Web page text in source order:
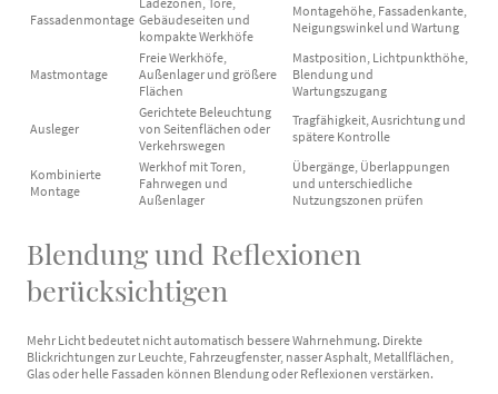
Fassadenmontage Gebäudeseiten und
kompakte Werkhöfe
Montagehöhe, Fassadenkante,
Neigungswinkel und Wartung
Mastmontage
Freie Werkhöfe,
Außenlager und größere
Flächen
Mastposition, Lichtpunkthöhe,
Blendung und
Wartungszugang
Ausleger
Gerichtete Beleuchtung
von Seitenflächen oder
Verkehrswegen
Tragfähigkeit, Ausrichtung und
spätere Kontrolle
Kombinierte
Montage
Werkhof mit Toren,
Fahrwegen und
Außenlager
Übergänge, Überlappungen
und unterschiedliche
Nutzungszonen prüfen
Blendung und Reflexionen
berücksichtigen
Mehr Licht bedeutet nicht automatisch bessere Wahrnehmung. Direkte
Blickrichtungen zur Leuchte, Fahrzeugfenster, nasser Asphalt, Metallflächen,
Glas oder helle Fassaden können Blendung oder Reflexionen verstärken.